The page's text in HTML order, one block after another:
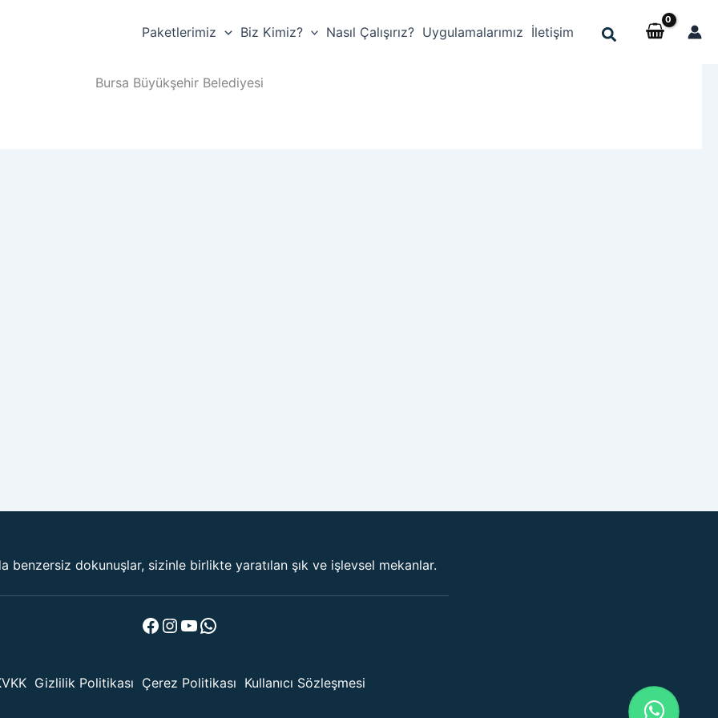
Paketlerimiz Biz Kimiz? Nasıl Çalışırız? Uygulamalarımız İletişim
Bursa Büyükşehir Belediyesi
benzersiz dokunuşlar, sizinle birlikte yaratılan şık ve işlevsel mekanlar.
Facebook
Instagram
YouTube
WhatsApp
Gizlilik Politikası Çerez Politikası Kullanıcı Sözleşmesi